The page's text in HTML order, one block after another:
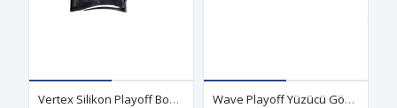
Vertex Silikon Playoff Bone Siyah Wave Playoff Yüzücü Gözlüğü Mavi